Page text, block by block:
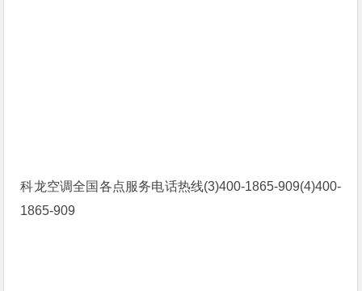
科龙空调全国各点服务电话热线(3)400-1865-909(4)400-
1865-909